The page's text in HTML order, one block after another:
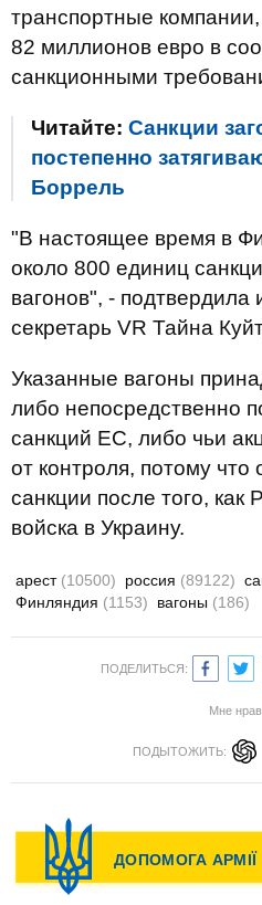
транспортные
82 миллионов евро в
санкционными
Читайте: Санкции
постепенно
Боррель
"В настоящее время в
около 800 единиц
вагонов", -
секретарь VR Тайна
Указанные вагоны
либо непосредственно
санкций ЕС, либо чьи
от контроля, потому что
санкции после того, как
войска в Украину.
арест (10500) россия (89122)
Финляндия (1153) вагоны (186)
ПОДЕЛИТЬСЯ:
Мне
ПОДЫТОЖИТЬ: